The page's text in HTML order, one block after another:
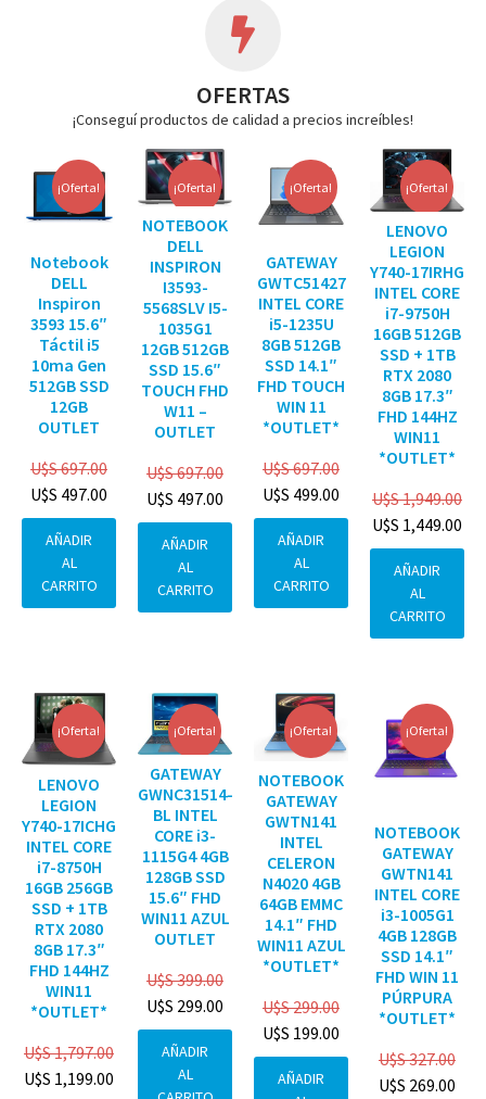
OFERTAS
¡Conseguí productos de calidad a precios increíbles!
¡Oferta!
Notebook
DELL
Inspiron
3593 15.6″
Táctil i5
10ma Gen
512GB SSD
12GB
OUTLET
U$S697.00
U$S 497.00
AÑADIR
AL
CARRITO
¡Oferta!
NOTEBOOK
DELL
INSPIRON
I3593-
5568SLV I5-
1035G1
12GB 512GB
SSD 15.6″
TOUCH FHD
W11 –
OUTLET
U$S697.00
U$S 497.00
AÑADIR
AL
CARRITO
¡Oferta!
GATEWAY
GWTC51427
INTEL CORE
i5-1235U
8GB 512GB
SSD 14.1″
FHD TOUCH
WIN 11
*OUTLET*
U$S697.00
U$S 499.00
AÑADIR
AL
CARRITO
¡Oferta!
LENOVO
LEGION
Y740-17IRHG
INTEL CORE
i7-9750H
16GB 512GB
SSD + 1TB
RTX 2080
8GB 17.3″
FHD 144HZ
WIN11
*OUTLET*
U$S1,949.00
U$S 1,449.00
AÑADIR
AL
CARRITO
¡Oferta!
LENOVO
LEGION
Y740-17ICHG
INTEL CORE
i7-8750H
16GB 256GB
SSD + 1TB
RTX 2080
8GB 17.3″
FHD 144HZ
WIN11
*OUTLET*
U$S1,797.00
U$S 1,199.00
¡Oferta!
GATEWAY
GWNC31514-
BL INTEL
CORE i3-
1115G4 4GB
128GB SSD
15.6″ FHD
WIN11 AZUL
OUTLET
U$S399.00
U$S 299.00
AÑADIR
AL
¡Oferta!
NOTEBOOK
GATEWAY
GWTN141
INTEL
CELERON
N4020 4GB
64GB EMMC
14.1″ FHD
WIN11 AZUL
*OUTLET*
U$S299.00
U$S 199.00
AÑADIR
¡Oferta!
NOTEBOOK
GATEWAY
GWTN141
INTEL CORE
i3-1005G1
4GB 128GB
SSD 14.1″
FHD WIN 11
PÚRPURA
*OUTLET*
U$S327.00
U$S 269.00